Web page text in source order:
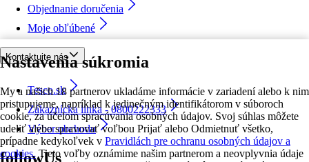
Nastavenia súkromia
My a našich 18 partnerov ukladáme informácie v zariadení alebo k nim
pristupujeme, napríklad k jedinečným identifikátorom v súboroch
cookie, za účelom spracúvania osobných údajov. Svoj súhlas môžete
udeliť alebo spravovať voľbou Prijať alebo Odmietnuť všetko,
prípadne kedykoľvek v Pravidlách pre ochranu osobných údajov a
cookies. Tieto voľby oznámime našim partnerom a neovplyvnia údaje
Objednanie doručenia
Moje obľúbené
Kontaktujte nás
Tesco.sk
Zákaznícka linka - 0800222333
Výber obchodu
followUs